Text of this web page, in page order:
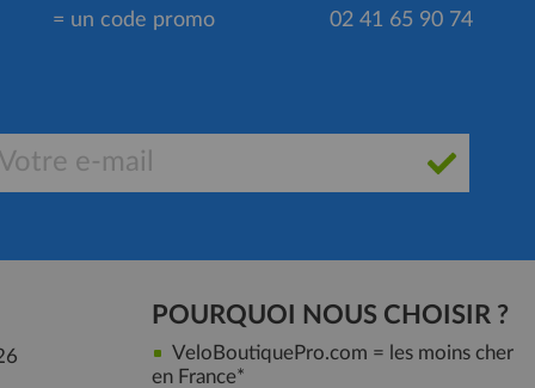
= un code promo
02 41 65 90 74
POURQUOI NOUS CHOISIR ?
VeloBoutiquePro.com = les moins cher
en France*